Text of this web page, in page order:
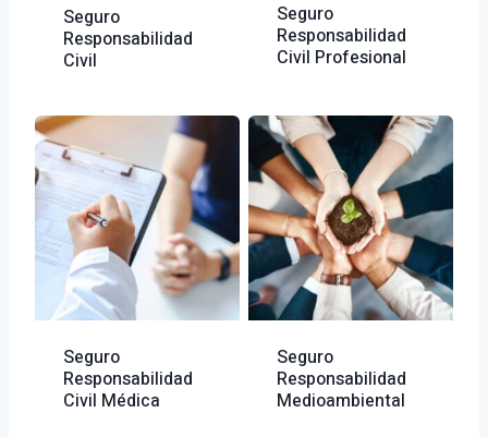
Seguro
Responsabilidad
Civil
Seguro
Responsabilidad
Civil Profesional
Seguro
Responsabilidad
Civil Médica
Seguro
Responsabilidad
Medioambiental